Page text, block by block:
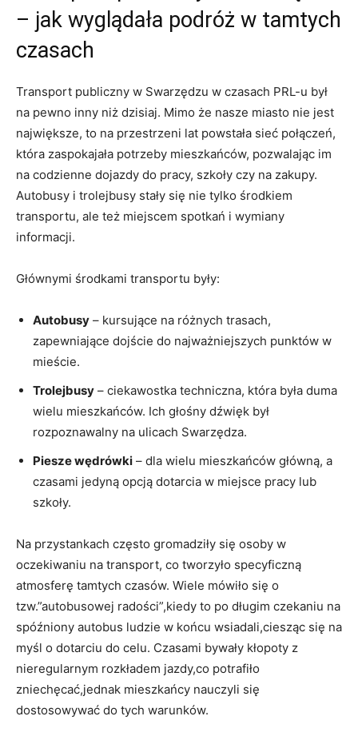
– jak wyglądała podróż w tamtych
czasach
Transport publiczny w Swarzędzu w czasach PRL-u był
na pewno inny niż dzisiaj. Mimo że nasze miasto nie jest
największe, to na przestrzeni lat powstała sieć połączeń,
która zaspokajała potrzeby mieszkańców, pozwalając im
na codzienne dojazdy do pracy, szkoły czy na zakupy.
Autobusy i trolejbusy stały się nie tylko środkiem
transportu, ale też miejscem spotkań i wymiany
informacji.
Głównymi środkami transportu były:
Autobusy – kursujące na różnych trasach,
zapewniające dojście do najważniejszych punktów w
mieście.
Trolejbusy – ciekawostka techniczna, która była duma
wielu mieszkańców. Ich głośny dźwięk był
rozpoznawalny na ulicach Swarzędza.
Piesze wędrówki – dla wielu mieszkańców główną, a
czasami jedyną opcją dotarcia w miejsce pracy lub
szkoły.
Na przystankach często gromadziły się osoby w
oczekiwaniu na transport, co tworzyło specyficzną
atmosferę tamtych czasów. Wiele mówiło się o
tzw.”autobusowej radości”,kiedy to po długim czekaniu na
spóźniony autobus ludzie w końcu wsiadali,ciesząc się na
myśl o dotarciu do celu. Czasami bywały kłopoty z
nieregularnym rozkładem jazdy,co potrafiło
zniechęcać,jednak mieszkańcy nauczyli się
dostosowywać do tych warunków.